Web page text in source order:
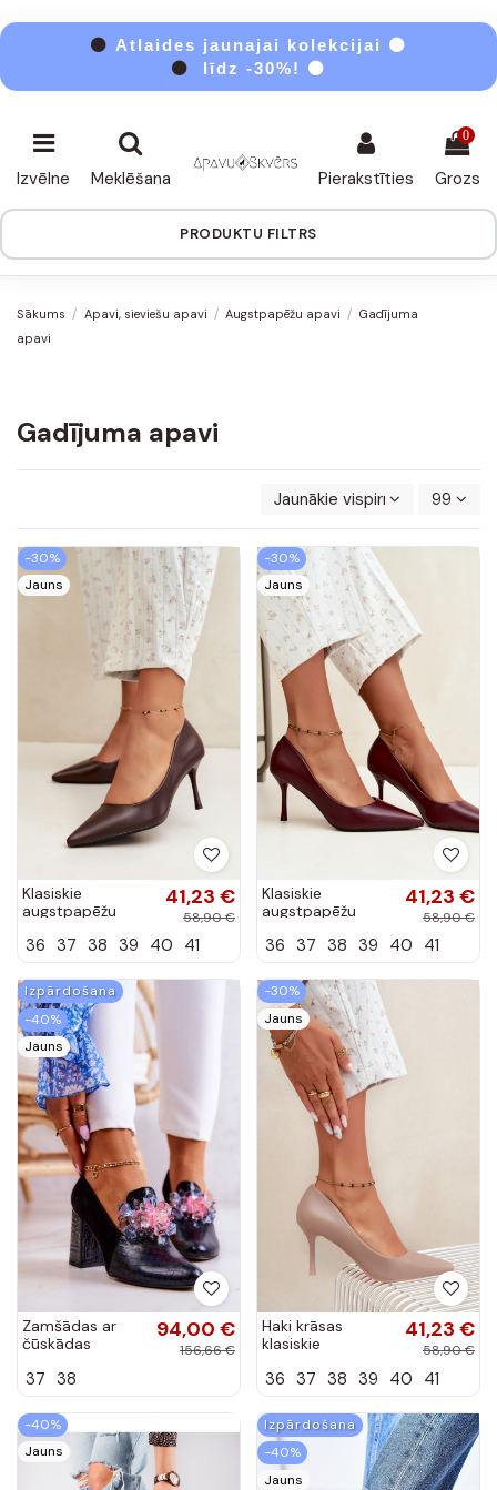
⚫ Atlaides jaunajai kolekcijai ⚫
⚫
līdz -30%! ⚫
Izvēlne Meklēšana Pierakstīties
0
Grozs
PRODUKTU FILTRS
Sākums Apavi, sieviešu apavi Augstpapēžu apavi
Gadījuma
apavi
Gadījuma apavi
Jaunākie vispirms 99
-30%
Jauns
Klasiskie
augstpapēžu
mākslīgās ādas,
41,23 €
58,90 €
36 37 38 39 40 41
-30%
Jauns
Klasiskie
augstpapēžu
mākslīgās ādas,
41,23 €
58,90 €
36 37 38 39 40 41
Izpārdošana
-40%
Jauns
Zamšādas ar
čūskādas
ar papēdi
Sofie
94,00 €
156,66 €
37 38
-30%
Jauns
Haki krāsas
klasiskie
apavi no
Nesha
41,23 €
58,90 €
36 37 38 39 40 41
-40%
Jauns
Izpārdošana
-40%
Jauns